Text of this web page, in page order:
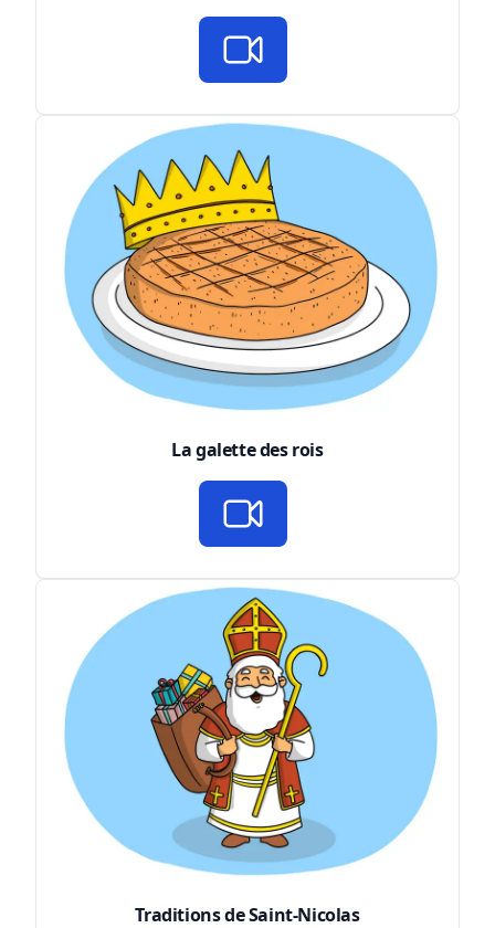
La galette des rois
Traditions de Saint-Nicolas